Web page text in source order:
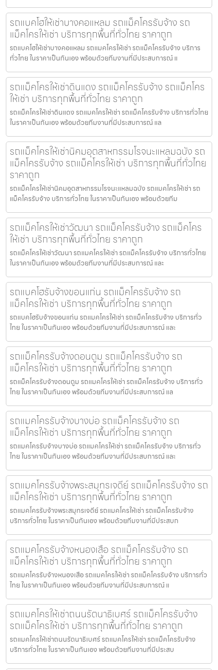
รถแบคโฮให้เช่าบางคอแหลม รถแม็คโครรับจ้าง รถ
แม็คโครให้เช่า บริการทุกพื้นที่ทั่วไทย ราคาถูก
รถแบคโฮให้เช่าบางคอแหลม รถแมคโครให้เช่า รถแม็คโครรับจ้าง บริการ
ทั่วไทย ในราคาเป็นกันเอง พร้อมด้วยทีมงานที่มีประสบการณ์ แ
รถแม็คโครให้เช่าดินแดง รถแม็คโครรับจ้าง รถแม็คโคร
ให้เช่า บริการทุกพื้นที่ทั่วไทย ราคาถูก
รถแม็คโครให้เช่าดินแดง รถแมคโครให้เช่า รถแม็คโครรับจ้าง บริการทั่วไทย
ในราคาเป็นกันเอง พร้อมด้วยทีมงานที่มีประสบการณ์ แล
รถแม็คโครให้เช่านิคมอุตสาหกรรมโรจนะแหลมฉบัง รถ
แม็คโครรับจ้าง รถแม็คโครให้เช่า บริการทุกพื้นที่ทั่วไทย
ราคาถูก
รถแม็คโครให้เช่านิคมอุตสาหกรรมโรจนะแหลมฉบัง รถแมคโครให้เช่า รถ
แม็คโครรับจ้าง บริการทั่วไทย ในราคาเป็นกันเอง พร้อมด้วยทีม
รถแม็คโครให้เช่าวัฒนา รถแม็คโครรับจ้าง รถแม็คโคร
ให้เช่า บริการทุกพื้นที่ทั่วไทย ราคาถูก
รถแม็คโครให้เช่าวัฒนา รถแมคโครให้เช่า รถแม็คโครรับจ้าง บริการทั่วไทย
ในราคาเป็นกันเอง พร้อมด้วยทีมงานที่มีประสบการณ์ และ
รถแบคโฮรับจ้างขอนแก่น รถแม็คโครรับจ้าง รถ
แม็คโครให้เช่า บริการทุกพื้นที่ทั่วไทย ราคาถูก
รถแบคโฮรับจ้างขอนแก่น รถแมคโครให้เช่า รถแม็คโครรับจ้าง บริการทั่ว
ไทย ในราคาเป็นกันเอง พร้อมด้วยทีมงานที่มีประสบการณ์ และ
รถแม็คโครรับจ้างดอนตูม รถแม็คโครรับจ้าง รถ
แม็คโครให้เช่า บริการทุกพื้นที่ทั่วไทย ราคาถูก
รถแม็คโครรับจ้างดอนตูม รถแมคโครให้เช่า รถแม็คโครรับจ้าง บริการทั่ว
ไทย ในราคาเป็นกันเอง พร้อมด้วยทีมงานที่มีประสบการณ์ แล
รถแมคโครรับจ้างบางบ่อ รถแม็คโครรับจ้าง รถ
แม็คโครให้เช่า บริการทุกพื้นที่ทั่วไทย ราคาถูก
รถแมคโครรับจ้างบางบ่อ รถแมคโครให้เช่า รถแม็คโครรับจ้าง บริการทั่ว
ไทย ในราคาเป็นกันเอง พร้อมด้วยทีมงานที่มีประสบการณ์ และ
รถแมคโครรับจ้างพระสมุทรเจดีย์ รถแม็คโครรับจ้าง รถ
แม็คโครให้เช่า บริการทุกพื้นที่ทั่วไทย ราคาถูก
รถแมคโครรับจ้างพระสมุทรเจดีย์ รถแมคโครให้เช่า รถแม็คโครรับจ้าง
บริการทั่วไทย ในราคาเป็นกันเอง พร้อมด้วยทีมงานที่มีประสบก
รถแมคโครรับจ้างหนองเสือ รถแม็คโครรับจ้าง รถ
แม็คโครให้เช่า บริการทุกพื้นที่ทั่วไทย ราคาถูก
รถแมคโครรับจ้างหนองเสือ รถแมคโครให้เช่า รถแม็คโครรับจ้าง บริการทั่ว
ไทย ในราคาเป็นกันเอง พร้อมด้วยทีมงานที่มีประสบการณ์ แ
รถแมคโครให้เช่าถนนรัตนาธิเบศร์ รถแม็คโครรับจ้าง
รถแม็คโครให้เช่า บริการทุกพื้นที่ทั่วไทย ราคาถูก
รถแมคโครให้เช่าถนนรัตนาธิเบศร์ รถแมคโครให้เช่า รถแม็คโครรับจ้าง
บริการทั่วไทย ในราคาเป็นกันเอง พร้อมด้วยทีมงานที่มีประสบ